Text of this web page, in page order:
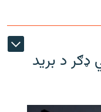
ډګر د برید